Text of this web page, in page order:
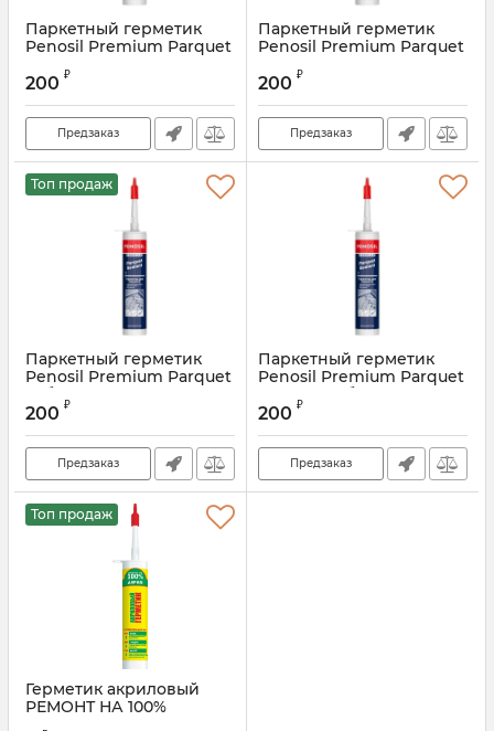
Паркетный герметик
Penosil Premium Parquet
Артикул:
200 ₽
Предзаказ
Паркетный герметик
Penosil Premium Parquet
Артикул:
200 ₽
Предзаказ
Топ продаж
Паркетный герметик
Penosil Premium Parquet
дуб
Артикул:
200 ₽
Предзаказ
Паркетный герметик
Penosil Premium Parquet
тёмный дуб
Артикул:
200 ₽
Предзаказ
Топ продаж
Герметик акриловый
РЕМОНТ НА 100%